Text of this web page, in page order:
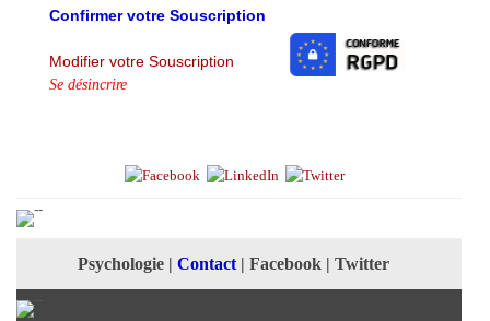
Confirmer votre Souscription
Modifier votre Souscription
Se désincrire
Psychologie| Contact| Facebook| Twitter